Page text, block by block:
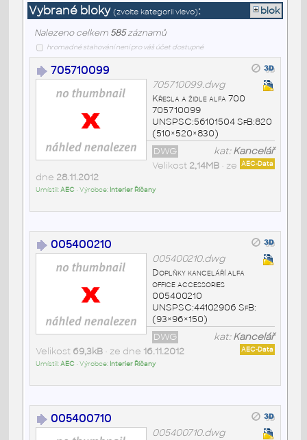
Vybrané bloky (zvolte kategorii vlevo): blok
Nalezeno celkem 585záznamů
hromadné stahování není pro váš účet dostupné
705710099
705710099.dwg
Křesla a židle alfa 700
705710099
UNSPSC:56101504 SfB:820
(510×520×830)
kat:Kancelář
DWG
AEC-Data
Velikost 2,14MB• ze
dne 28.11.2012
Umístil:AEC• Výrobce: Interier Říčany
005400210
005400210.dwg
Doplňky kanceláří alfa
office accessories
005400210
UNSPSC:44102906 SfB:
(93×96×150)
kat:Kancelář
DWG
AEC-Data
Velikost 69,3kB• ze dne 16.11.2012
Umístil:AEC• Výrobce: Interier Říčany
005400710
005400710.dwg